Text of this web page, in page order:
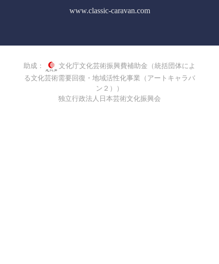
www.classic-caravan.com
助成：
文化庁文化芸術振興費補助金（統括団体によ
る文化芸術需要回復・地域活性化事業（アートキャラバ
ン２））
独立行政法人日本芸術文化振興会